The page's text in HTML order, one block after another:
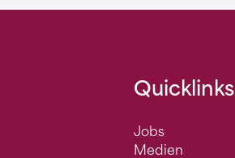
Quicklinks
Jobs
Medien